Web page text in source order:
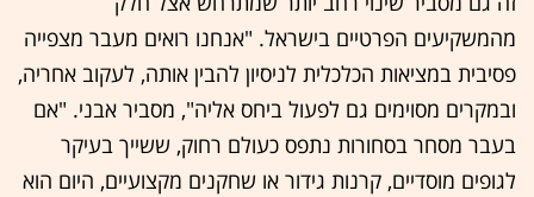
מהמשקיעים הפרטיים בישראל. "אנחנו רואים מעבר מצפייה
פסיבית במציאות הכלכלית לניסיון להבין אותה, לעקוב אחריה,
ובמקרים מסוימים גם לפעול ביחס אליה", מסביר אבני. "אם
בעבר מסחר בסחורות נתפס כעולם רחוק, ששייך בעיקר
לגופים מוסדיים, קרנות גידור או שחקנים מקצועיים, היום הוא